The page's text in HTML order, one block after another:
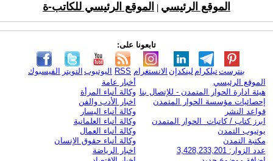
الموقع الرئيسي الموقع الرئيسي للكاتب-ة
تابعونا على:
الفيسبوك التويتر اليوتيوب RSS الانستغرام لينكدإن تيلكرامبنترست
الموقع الرئيسي
هيئة ادارة الحوار المتمدن - للإتصال بنا
إحصائيات مؤسسة الحوار المتمدن
قواعد النشر
ابرز كتاب / كاتبات الحوار المتمدن
يوتيوب التمدن
مكتبة التمدن
عدد الزوار: 3,428,233,201
أخبار عامة
وكالة أنباء المرأة
اخبار الأدب والفن
وكالة أنباء اليسار
وكالة أنباء العلمانية
وكالة أنباء العمال
وكالة أنباء حقوق الإنسان
اخبار الرياضة